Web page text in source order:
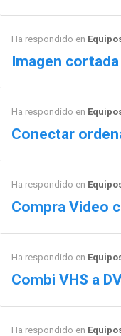
Ha respondido en
Imagen
Ha respondido en
Conectar
Ha respondido en
Compra Video
Ha respondido en
Combi VHS a
Ha respondido en